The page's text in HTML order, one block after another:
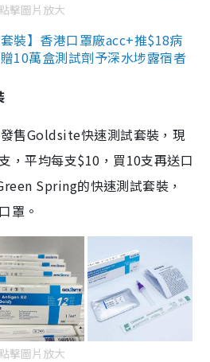
點擊圖片放大
裝】香港口罩廠acc+推$18病
10萬盒測試劑予深水埗露宿者
售Goldsite快速測試套裝，現
，平均每支$10，買10支再送口
Spring的快速測試套裝，
罩。
點擊圖片放大